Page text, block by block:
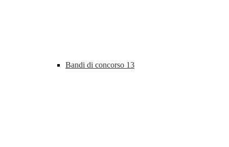
Bandi di concorso 13